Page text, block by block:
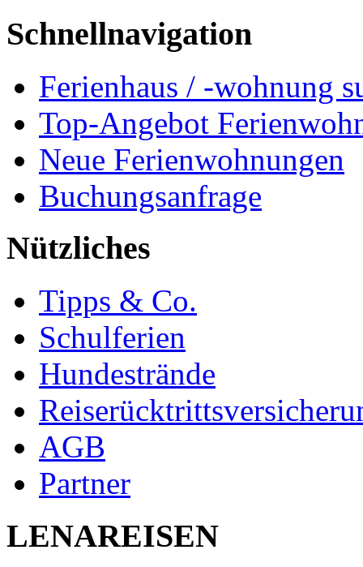
Schnellnavigation
Ferienhaus / -wohnung
Top-Angebot
Neue Ferienwohnungen
Buchungsanfrage
Nützliches
Tipps & Co.
Schulferien
Hundestrände
AGB
Partner
LENAREISEN